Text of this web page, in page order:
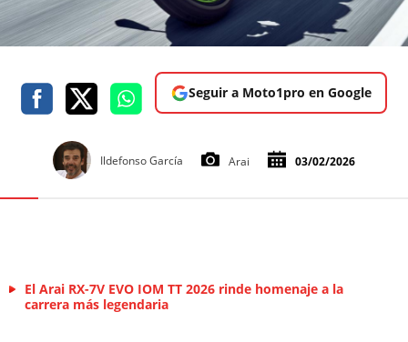
Seguir a Moto1pro en Google
Ildefonso García Arai 03/02/2026
El Arai RX-7V EVO IOM TT 2026 rinde homenaje a la
carrera más legendaria